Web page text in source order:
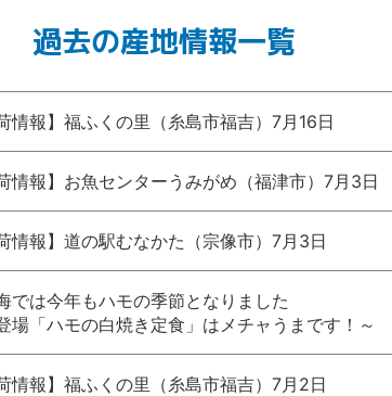
過去の産地情報一覧
荷情報】福ふくの里（糸島市福吉）7月16日
荷情報】お魚センターうみがめ（福津市）7月3日
荷情報】道の駅むなかた（宗像市）7月3日
では今年もハモの季節となりました
場「ハモの白焼き定食」はメチャうまです！～
荷情報】福ふくの里（糸島市福吉）7月2日